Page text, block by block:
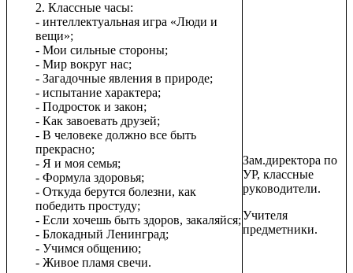
2. Классные часы:
- интеллектуальная игра «Люди и
вещи»;
- Мои сильные стороны;
- Мир вокруг нас;
- Загадочные явления в природе;
- испытание характера;
- Подросток и закон;
- Как завоевать друзей;
- В человеке должно все быть
прекрасно;
- Я и моя семья;
- Формула здоровья;
- Откуда берутся болезни, как
победить простуду;
- Если хочешь быть здоров, закаляйся;
- Блокадный Ленинград;
- Учимся общению;
- Живое пламя свечи.
Зам.директора по
УР, классные
руководители.
Учителя
предметники.